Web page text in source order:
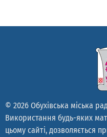
© 2026 Обухівська міська
Використання будь-яких
цьому сайті, дозволяється